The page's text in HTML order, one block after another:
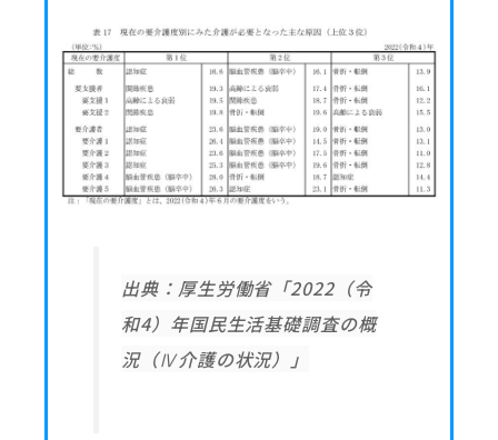
出典：厚生労働省「2022（令
和4）年国民生活基礎調査の概
況（Ⅳ介護の状況）」